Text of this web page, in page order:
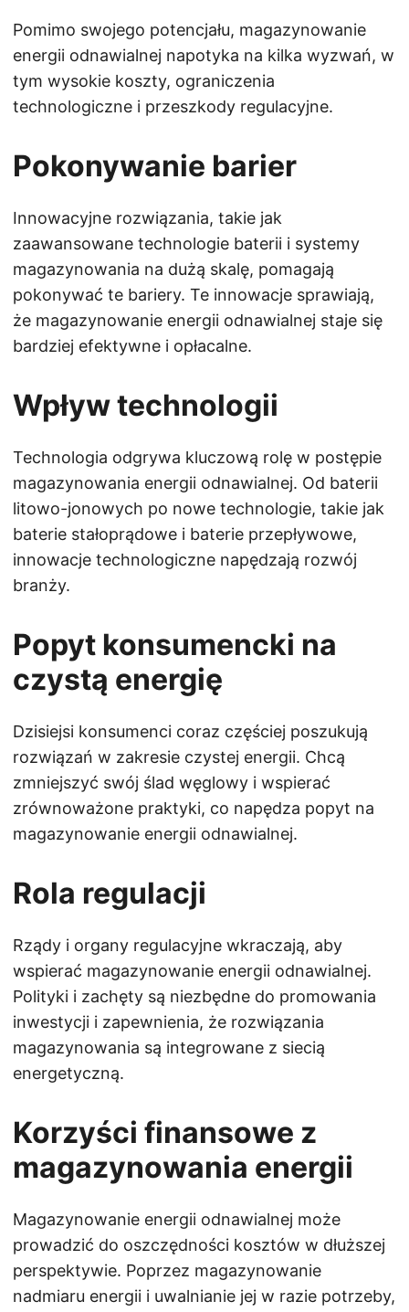
Pomimo swojego potencjału, magazynowanie
energii odnawialnej napotyka na kilka wyzwań, w
tym wysokie koszty, ograniczenia
technologiczne i przeszkody regulacyjne.
Pokonywanie barier
Innowacyjne rozwiązania, takie jak
zaawansowane technologie baterii i systemy
magazynowania na dużą skalę, pomagają
pokonywać te bariery. Te innowacje sprawiają,
że magazynowanie energii odnawialnej staje się
bardziej efektywne i opłacalne.
Wpływ technologii
Technologia odgrywa kluczową rolę w postępie
magazynowania energii odnawialnej. Od baterii
litowo-jonowych po nowe technologie, takie jak
baterie stałoprądowe i baterie przepływowe,
innowacje technologiczne napędzają rozwój
branży.
Popyt konsumencki na
czystą energię
Dzisiejsi konsumenci coraz częściej poszukują
rozwiązań w zakresie czystej energii. Chcą
zmniejszyć swój ślad węglowy i wspierać
zrównoważone praktyki, co napędza popyt na
magazynowanie energii odnawialnej.
Rola regulacji
Rządy i organy regulacyjne wkraczają, aby
wspierać magazynowanie energii odnawialnej.
Polityki i zachęty są niezbędne do promowania
inwestycji i zapewnienia, że rozwiązania
magazynowania są integrowane z siecią
energetyczną.
Korzyści finansowe z
magazynowania energii
Magazynowanie energii odnawialnej może
prowadzić do oszczędności kosztów w dłuższej
perspektywie. Poprzez magazynowanie
nadmiaru energii i uwalnianie jej w razie potrzeby,